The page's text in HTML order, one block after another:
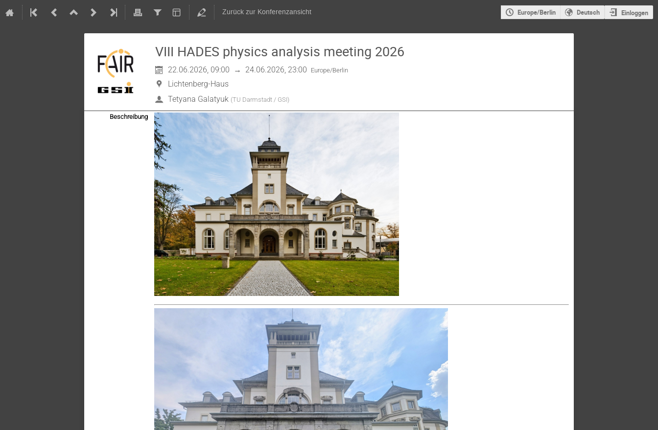
Zurück zur Konferenzansicht Europe/Berlin Deutsch Einloggen
VIII HADES physics analysis meeting 2026
22.06.2026, 09:00 → 24.06.2026, 23:00 Europe/Berlin
Lichtenberg-Haus
Tetyana Galatyuk (TU Darmstadt / GSI)
Beschreibung